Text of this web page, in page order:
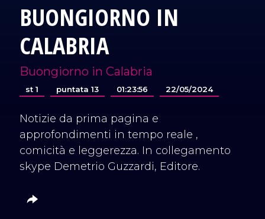
BUONGIORNO IN
CALABRIA
Buongiorno in Calabria
st 1 puntata 13 01:23:56 22/05/2024
Notizie da prima pagina e
approfondimenti in tempo reale ,
comicità e leggerezza. In collegamento
skype Demetrio Guzzardi, Editore.